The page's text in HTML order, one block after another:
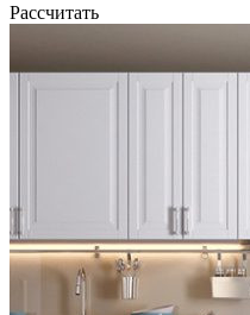
Рассчитать